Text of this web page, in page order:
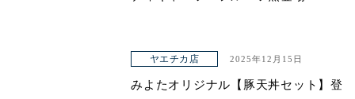
ヤエチカ店 2025年12月15日
みよたオリジナル【豚天丼セット】登